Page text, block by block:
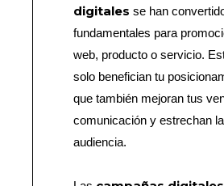
digitales se han
fundamentales para
web, producto o servicio.
solo benefician tu
que también mejoran tus
comunicación y estrechan
audiencia.